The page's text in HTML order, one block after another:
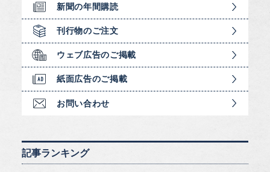
新聞の年間購読
刊行物のご注文
ウェブ広告のご掲載
紙面広告のご掲載
お問い合わせ
記事ランキング